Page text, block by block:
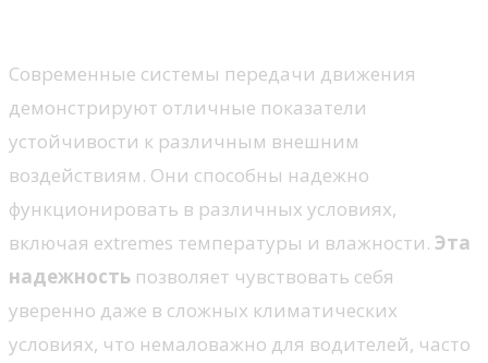
Современные системы передачи движения
демонстрируют отличные показатели
устойчивости к различным внешним
воздействиям. Они способны надежно
функционировать в различных условиях,
включая extremes температуры и влажности. Эта
надежность позволяет чувствовать себя
уверенно даже в сложных климатических
условиях, что немаловажно для водителей, часто